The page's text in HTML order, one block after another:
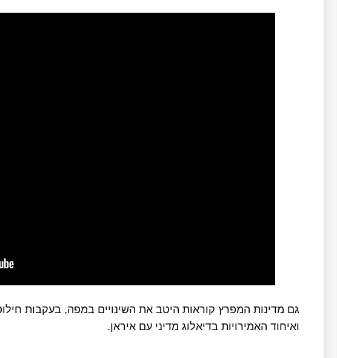
גם מדינות המפרץ קוראות היטב את השינויים במפה, בעקבות
ואיחוד האמירויות בדיאלוג מדיני עם איראן.